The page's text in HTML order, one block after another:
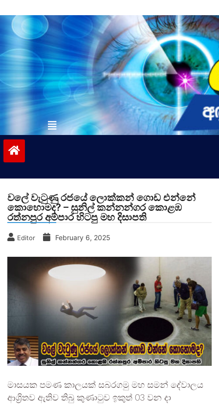
to
contentvinivida.lk
වලේ වැටුණු රජයේ ලොක්කන් ගොඩ එන්නේ
කොහොමද? – සුනිල් කන්නන්ගර කොළඹ
රත්නපුර අම්පාර හිටපු මහ දිසාපති
Editor February 6, 2025
මාසයක පමණ කාලයක් සබරගමු මහ සමන් දේවාලය
ආශ්‍රිතව ඇතිව තිබු කුණාටුව ඉකුත් 03 වන දා